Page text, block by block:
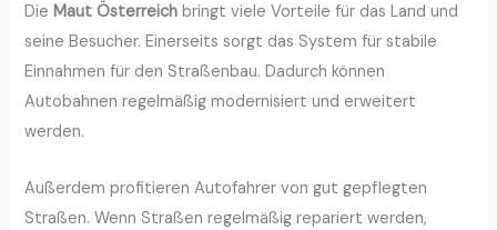
DieMaut Österreich bringt viele Vorteile für das Land und
seine Besucher. Einerseits sorgt das System für stabile
Einnahmen für den Straßenbau. Dadurch können
Autobahnen regelmäßig modernisiert und erweitert
werden.
Außerdem profitieren Autofahrer von gut gepflegten
Straßen. Wenn Straßen regelmäßig repariert werden,